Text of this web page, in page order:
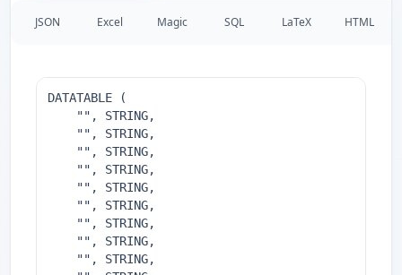
JSON Excel Magic SQL LaTeX HTML